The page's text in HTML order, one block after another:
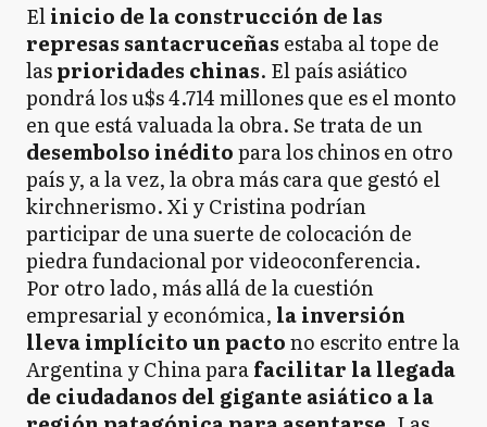
Elinicio de la construcción de las
represas santacruceñas estaba al tope de
lasprioridades chinas. El país asiático
pondrá los u$s 4.714 millones que es el monto
en que está valuada la obra. Se trata de un
desembolso inéditopara los chinos en otro
país y, a la vez, la obra más cara que gestó el
kirchnerismo. Xi y Cristina podrían
participar de una suerte de colocación de
piedra fundacional por videoconferencia.
Por otro lado, más allá de la cuestión
empresarial y económica, la inversión
lleva implícito un pactono escrito entre la
Argentina y China parafacilitar la llegada
de ciudadanos del gigante asiático a la